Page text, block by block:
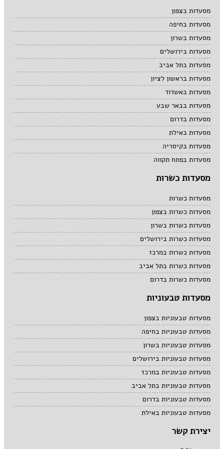
מרקים
מתוקים
סיני
סנדוויץ' בר
פאב
מסעדות בצפון
מסעדות בחיפה
מסעדות בשרון
מסעדות בירושלים
מסעדות בתל אביב
מסעדות בראשון לציון
מסעדות באשדוד
מסעדות בבאר שבע
מסעדות בדרום
מסעדות באילת
מסעדות בקיסריה
מסעדות בפתח תקווה
מסעדות כשרות
מסעדות כשרות
מסעדות כשרות בצפון
מסעדות כשרות בשרון
מסעדות כשרות בירושלים
מסעדות כשרות במרכז
מסעדות כשרות בתל אביב
מסעדות כשרות בדרום
מסעדות טבעוניות
מסעדות טבעוניות בצפון
מסעדות טבעוניות בחיפה
מסעדות טבעוניות בשרון
מסעדות טבעוניות בירושלים
מסעדות טבעוניות במרכז
מסעדות טבעוניות בתל אביב
מסעדות טבעוניות בדרום
מסעדות טבעוניות באילת
יצירת קשר